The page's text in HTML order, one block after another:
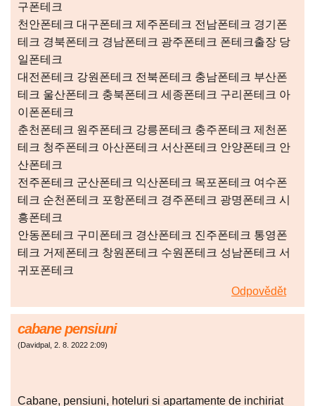
구폰테크
천안폰테크 대구폰테크 제주폰테크 전남폰테크 경기폰
테크 경북폰테크 경남폰테크 광주폰테크 폰테크출장 당
일폰테크
대전폰테크 강원폰테크 전북폰테크 충남폰테크 부산폰
테크 울산폰테크 충북폰테크 세종폰테크 구리폰테크 아
이폰폰테크
춘천폰테크 원주폰테크 강릉폰테크 충주폰테크 제천폰
테크 청주폰테크 아산폰테크 서산폰테크 안양폰테크 안
산폰테크
전주폰테크 군산폰테크 익산폰테크 목포폰테크 여수폰
테크 순천폰테크 포항폰테크 경주폰테크 광명폰테크 시
흥폰테크
안동폰테크 구미폰테크 경산폰테크 진주폰테크 통영폰
테크 거제폰테크 창원폰테크 수원폰테크 성남폰테크 서
귀포폰테크
Odpovědět
cabane pensiuni
(Davidpal , 2. 8. 2022 2:09)
Cabane, pensiuni, hoteluri si apartamente de inchiriat